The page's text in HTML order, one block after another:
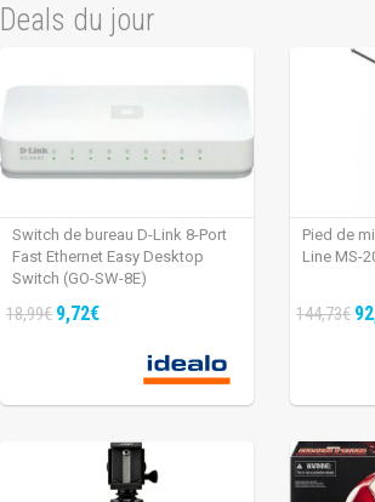
Deals du jour
Switch de bureau D-Link 8-Port
Fast Ethernet Easy Desktop
Switch (GO-SW-8E)
18,99€ 9,72€
Pied de
Line MS-
144,73€